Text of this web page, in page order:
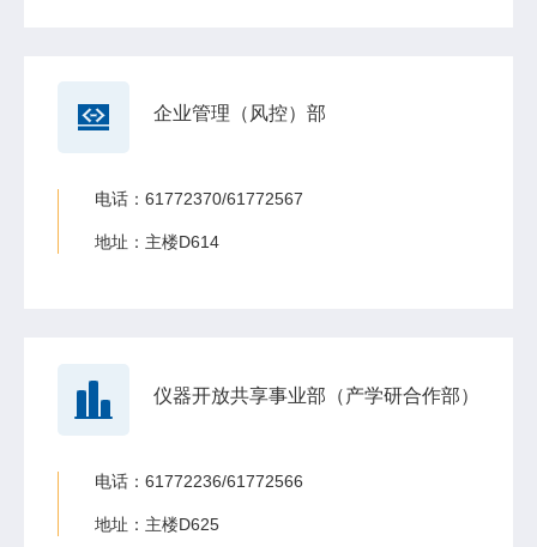
企业管理（风控）部
电话：61772370/61772567
地址：主楼D614
仪器开放共享事业部（产学研合作部）
电话：61772236/61772566
地址：主楼D625